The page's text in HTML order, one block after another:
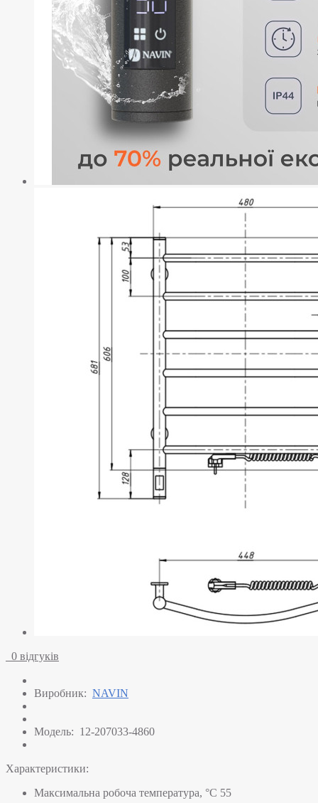
0 відгуків
Виробник: NAVIN
Модель: 12-207033-4860
Характеристики:
Максимальна робоча температура, °C 55